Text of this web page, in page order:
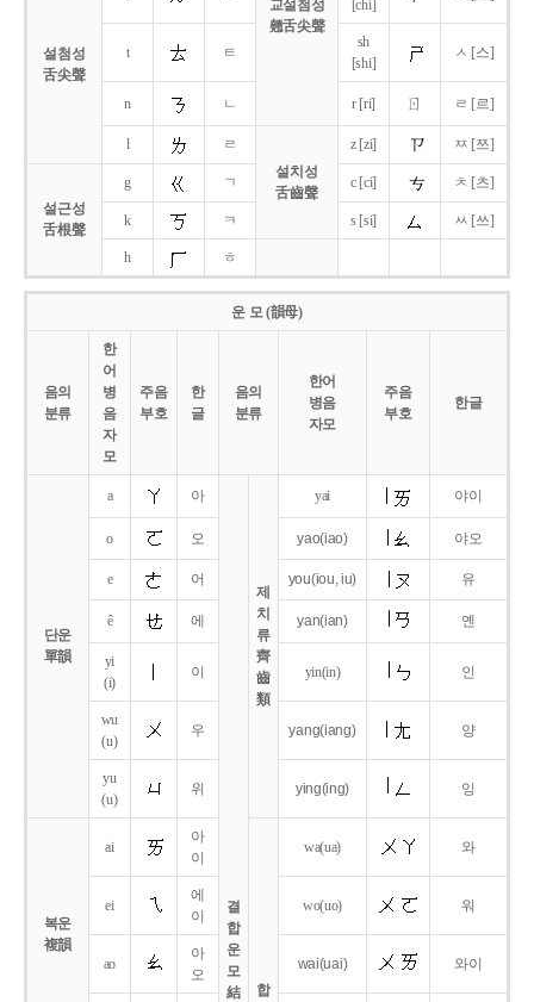
교설첨성
翹舌尖聲
설첨성
舌尖聲
[chi]
t ㅌ
sh
[shi]
ㅅ [스]
n ㄴ r [ri] ㄖ ㄹ [르]
l
ㄹ
설치성
舌齒聲
z [zi] ㅉ [쯔]
설근성
舌根聲
g ㄱ c [ci] ㅊ [츠]
k ㅋ s [si] ㅆ [쓰]
h ㅎ
운 모 (韻母)
음의
분류
한
어
병
음
자
모
주음
부호
한
글
음의
분류
한어
병음
자모
주음
부호
한글
단운
單韻
a 아
결
합
운
모
結
제
치
류
齊
齒
類
yai 야이
o 오 yao(iao) 야오
e 어 you(iou,iu) 유
ê 에 yan(ian) 옌
yi
(i)
이 yin(in) 인
wu
(u)
우 yang(iang) 양
yu
(u)
위 ying(ing) 잉
복운
複韻
ai
아
이
합
wa(ua) 와
ei
에
이
wo(uo) 워
ao
아
오
wai(uai) 와이